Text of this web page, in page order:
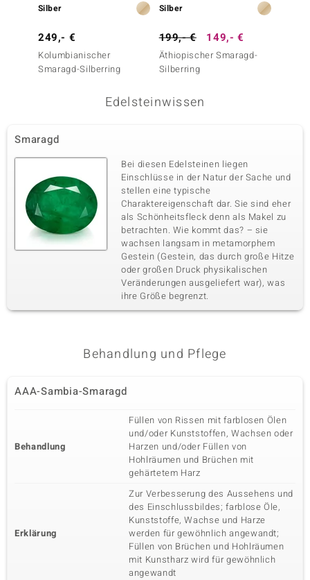
Silber
249,- €
Kolumbianischer
Smaragd-Silberring
Silber
199,- € 149,- €
Äthiopischer Smaragd-
Silberring
Edelsteinwissen
Smaragd
Bei diesen Edelsteinen liegen
Einschlüsse in der Natur der Sache und
stellen eine typische
Charaktereigenschaft dar. Sie sind eher
als Schönheitsfleck denn als Makel zu
betrachten. Wie kommt das? – sie
wachsen langsam in metamorphem
Gestein (Gestein, das durch große Hitze
oder großen Druck physikalischen
Veränderungen ausgeliefert war), was
ihre Größe begrenzt.
Behandlung und Pflege
AAA-Sambia-Smaragd
Behandlung
Füllen von Rissen mit farblosen Ölen
und/oder Kunststoffen, Wachsen oder
Harzen und/oder Füllen von
Hohlräumen und Brüchen mit
gehärtetem Harz
Erklärung
Zur Verbesserung des Aussehens und
des Einschlussbildes; farblose Öle,
Kunststoffe, Wachse und Harze
werden für gewöhnlich angewandt;
Füllen von Brüchen und Hohlräumen
mit Kunstharz wird für gewöhnlich
angewandt